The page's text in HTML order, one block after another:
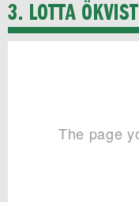
P19
3. LOTTA ÖKVIST